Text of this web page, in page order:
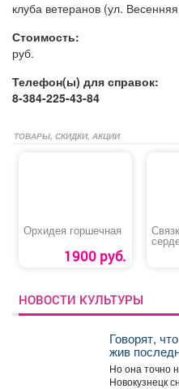
клуба ветеранов (ул.
Стоимость:
руб.
Телефон(ы) для справок:
8-384-225-43-84
ТОВАРЫ, СКИДКИ, АКЦИИ
Орхидея горшечная
1900 руб.
НОВОСТИ КУЛЬТУРЫ
Говорят,
жив
Но она точно
Новокузнецк